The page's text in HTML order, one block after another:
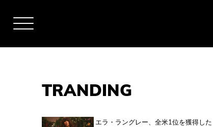
TRANDING
エラ・ラングレー、全米1位を獲得した